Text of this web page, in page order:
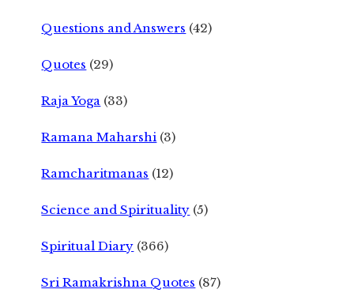
Questions and Answers (42)
Quotes (29)
Raja Yoga (33)
Ramana Maharshi (3)
Ramcharitmanas (12)
Science and Spirituality (5)
Spiritual Diary (366)
Sri Ramakrishna Quotes (87)